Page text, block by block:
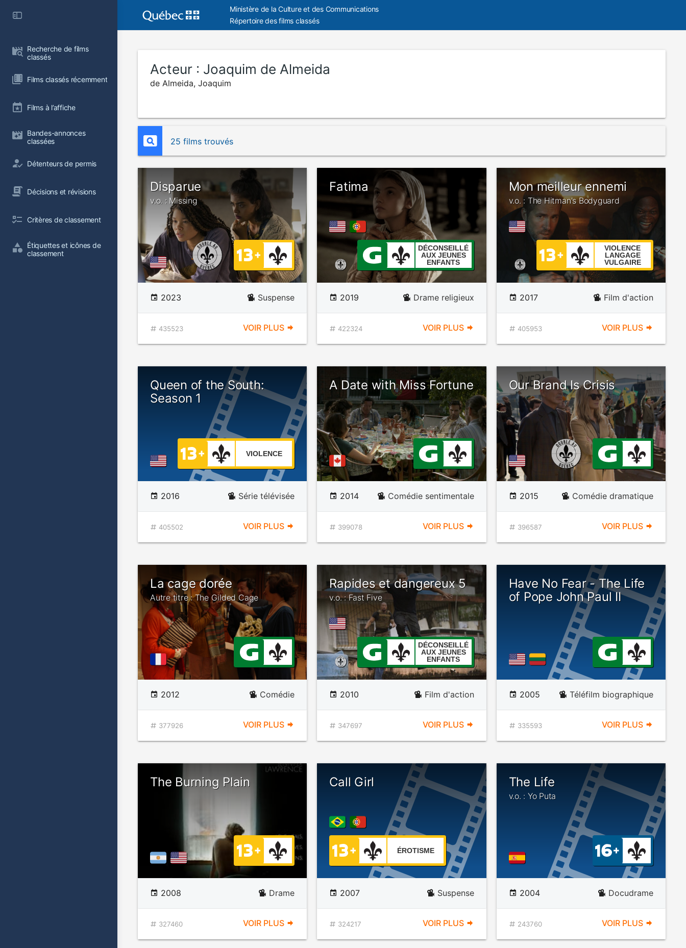
Recherche de films
classés
Films classés récemment
Films à l’affiche
Bandes-annonces
classées
Détenteurs de permis
Décisions et révisions
Critères de classement
Étiquettes et icônes de
classement
Ministère de la Culture et des Communications
Répertoire des films classés
Acteur : Joaquim de Almeida
de Almeida, Joaquim
25 films trouvés
Disparue
v.o. : Missing
2023 Suspense
435523 VOIR PLUS
Fatima
DÉCONSEILLÉ
AUX JEUNES
ENFANTS
2019 Drame religieux
422324 VOIR PLUS
Mon meilleur ennemi
v.o. : The Hitman's Bodyguard
VIOLENCE
LANGAGE
VULGAIRE
2017 Film d'action
405953 VOIR PLUS
Queen of the South:
Season 1
VIOLENCE
2016 Série télévisée
405502 VOIR PLUS
A Date with Miss Fortune
2014 Comédie sentimentale
399078 VOIR PLUS
Our Brand Is Crisis
2015 Comédie dramatique
396587 VOIR PLUS
La cage dorée
Autre titre : The Gilded Cage
2012 Comédie
377926 VOIR PLUS
Rapides et dangereux 5
v.o. : Fast Five
DÉCONSEILLÉ
AUX JEUNES
ENFANTS
2010 Film d'action
347697 VOIR PLUS
Have No Fear - The Life
of Pope John Paul II
2005 Téléfilm biographique
335593 VOIR PLUS
The Burning Plain
2008 Drame
327460 VOIR PLUS
Call Girl
ÉROTISME
2007 Suspense
324217 VOIR PLUS
The Life
v.o. : Yo Puta
2004 Docudrame
243760 VOIR PLUS